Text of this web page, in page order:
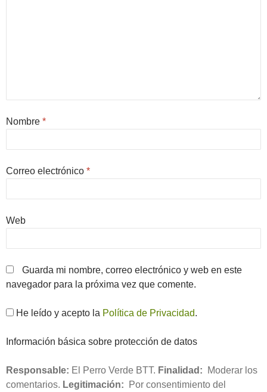
Nombre *
Correo electrónico *
Web
Guarda mi nombre, correo electrónico y web en este
navegador para la próxima vez que comente.
He leído y acepto la Política de Privacidad.
Información básica sobre protección de datos
Responsable: El Perro Verde BTT. Finalidad: Moderar los
comentarios. Legitimación: Por consentimiento del